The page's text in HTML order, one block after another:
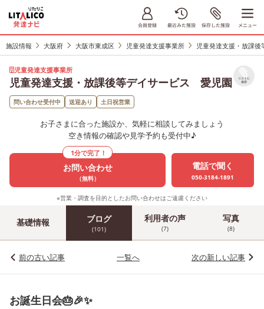
施設情報 大阪府 大阪市東成区 児童発達支援事業所 児童発達支援・放課
児童発達支援事業所
児童発達支援・放課後等デイサービス 愛児園 リストに
保存
問い合わせ受付中 送迎あり 土日祝営業
お子さまに合った施設か、気軽に相談してみましょう
空き情報の確認や見学予約も受付中♪
1分で完了！
お問い合わせ
（無料）
電話で聞く
050-3184-1891
※営業・調査を目的としたお問い合わせはご遠慮ください
基礎情報 ブログ
(101)
利用者の声
(7)
写真
(8)
前の古い記事 一覧へ 次の新しい記事
お誕生日会🎂🎉✨